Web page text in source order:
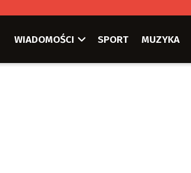
WIADOMOŚCI SPORT MUZYKA